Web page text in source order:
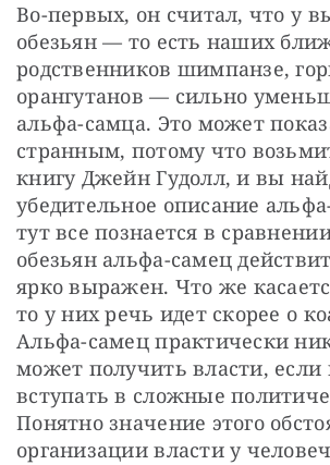
Во-первых, он считал, что у
обезьян — то есть наших
родственников шимпанзе,
орангутанов — сильно
альфа-самца. Это может
странным, потому что
книгу Джейн Гудолл, и вы
убедительное описание
тут все познается в
обезьян альфа-самец
ярко выражен. Что же
то у них речь идет скорее о
Альфа-самец практически
может получить власти, если
вступать в сложные
Понятно значение этого
организации власти у